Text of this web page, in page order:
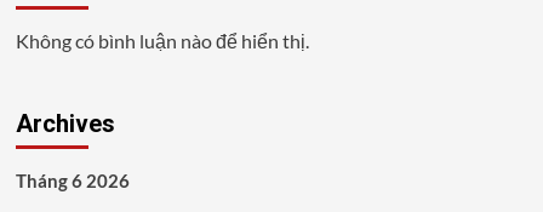
Không có bình luận nào để hiển thị.
Archives
Tháng 6 2026